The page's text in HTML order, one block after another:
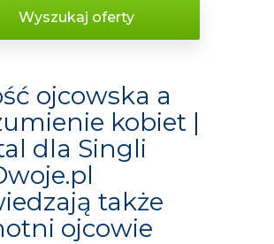
Wyszukaj oferty
ojcowska a
kobiet |
dla Singli
także
ojcowie